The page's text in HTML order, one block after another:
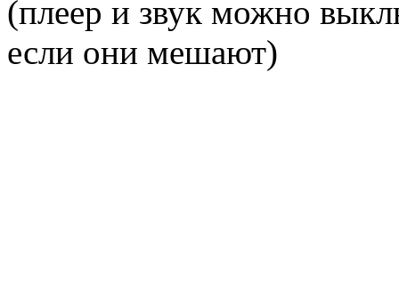
(плеер и звук можно
если они мешают)